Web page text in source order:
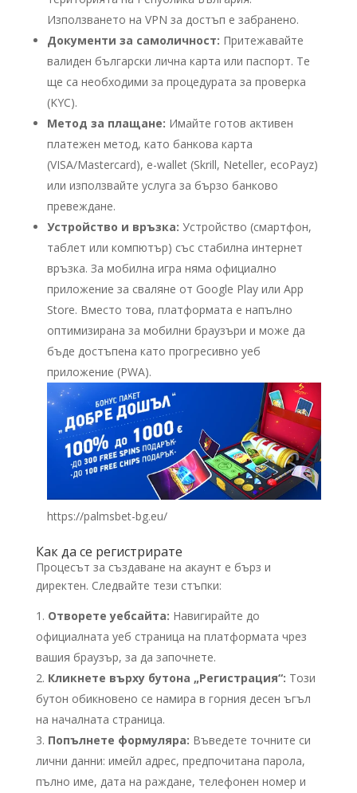
Използването на VPN за достъп е забранено.
Документи за самоличност: Притежавайте
валиден български лична карта или паспорт. Те
ще са необходими за процедурата за проверка
(KYC).
Метод за плащане: Имайте готов активен
платежен метод, като банкова карта
(VISA/Mastercard), e-wallet (Skrill, Neteller, ecoPayz)
или използвайте услуга за бързо банково
превеждане.
Устройство и връзка: Устройство (смартфон,
таблет или компютър) със стабилна интернет
връзка. За мобилна игра няма официално
приложение за сваляне от Google Play или App
Store. Вместо това, платформата е напълно
оптимизирана за мобилни браузъри и може да
бъде достъпена като прогресивно уеб
приложение (PWA).
https://palmsbet-bg.eu/
Как да се регистрирате
Процесът за създаване на акаунт е бърз и
директен. Следвайте тези стъпки:
Отворете уебсайта: Навигирайте до
официалната уеб страница на платформата чрез
вашия браузър, за да започнете.
Кликнете върху бутона „Регистрация“: Този
бутон обикновено се намира в горния десен ъгъл
на началната страница.
Попълнете формуляра: Въведете точните си
лични данни: имейл адрес, предпочитана парола,
пълно име, дата на раждане, телефонен номер и